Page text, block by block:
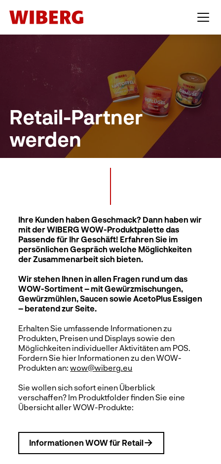
Retail-Partner
werden
Ihre Kunden haben Geschmack? Dann haben wir
mit der WIBERG WOW-Produktpalette das
Passende für Ihr Geschäft! Erfahren Sie im
persönlichen Gespräch welche Möglichkeiten
der Zusammenarbeit sich bieten.
Wir stehen Ihnen in allen Fragen rund um das
WOW-Sortiment – mit Gewürzmischungen,
Gewürzmühlen, Saucen sowie AcetoPlus Essigen
– beratend zur Seite.
Erhalten Sie umfassende Informationen zu
Produkten, Preisen und Displays sowie den
Möglichkeiten individueller Aktivitäten am POS.
Fordern Sie hier Informationen zu den WOW-
Produkten an:wow@wiberg.eu
Sie wollen sich sofort einen Überblick
verschaffen? Im Produktfolder finden Sie eine
Übersicht aller WOW-Produkte:
Informationen WOW für Retail